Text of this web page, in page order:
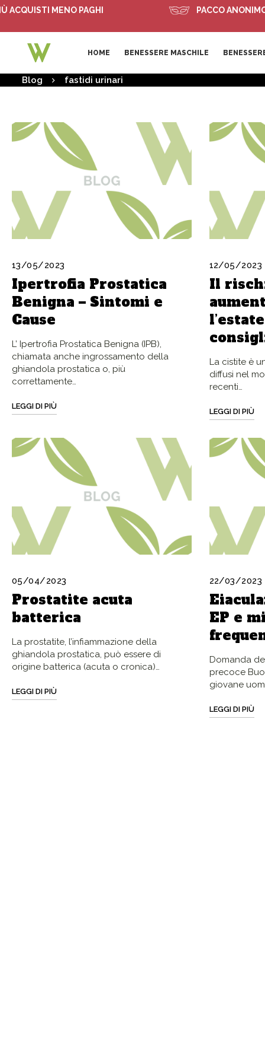
MENO PAGHI PACCO ANONIMO
HOME BENESSERE MASCHILE
Blog fastidi urinari
13/05/2023
Ipertrofia Prostatica
Benigna – Sintomi e
Cause
L’ Ipertrofia Prostatica Benigna (IPB),
chiamata anche ingrossamento della
ghiandola prostatica o, più
correttamente…
LEGGI DI PIÙ
12/05/2023
Il
La cistite è
diffusi nel
recenti…
LEGGI DI PIÙ
05/04/2023
Prostatite acuta
batterica
La prostatite, l’infiammazione della
ghiandola prostatica, può essere di
origine batterica (acuta o cronica)…
LEGGI DI PIÙ
22/03/2023
EP e
Domanda
precoce
giovane
LEGGI DI PIÙ